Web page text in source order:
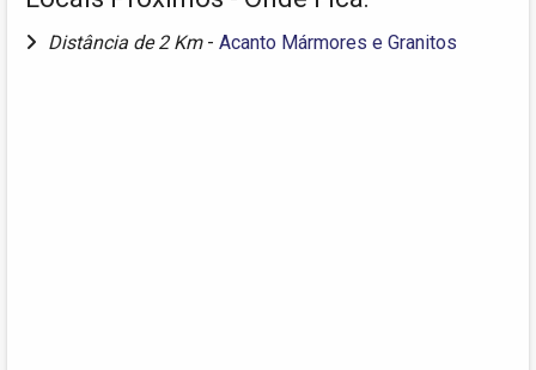
Distância de 2 Km - Acanto Mármores e Granitos